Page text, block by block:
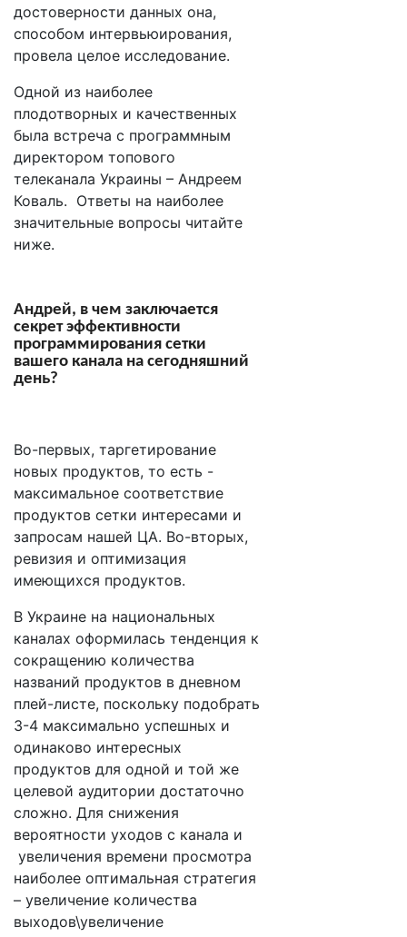
достоверности данных она,
способом интервьюирования,
провела целое исследование.
Одной из наиболее
плодотворных и качественных
была встреча с программным
директором топового
телеканала Украины – Андреем
Коваль. Ответы на наиболее
значительные вопросы читайте
ниже.
Андрей, в чем заключается
секрет эффективности
программирования сетки
вашего канала на сегодняшний
день?
Во-первых, таргетирование
новых продуктов, то есть -
максимальное соответствие
продуктов сетки интересами и
запросам нашей ЦА. Во-вторых,
ревизия и оптимизация
имеющихся продуктов.
В Украине на национальных
каналах оформилась тенденция к
сокращению количества
названий продуктов в дневном
плей-листе, поскольку подобрать
3-4 максимально успешных и
одинаково интересных
продуктов для одной и той же
целевой аудитории достаточно
сложно. Для снижения
вероятности уходов с канала и
увеличения времени просмотра
наиболее оптимальная стратегия
– увеличение количества
выходов\увеличение